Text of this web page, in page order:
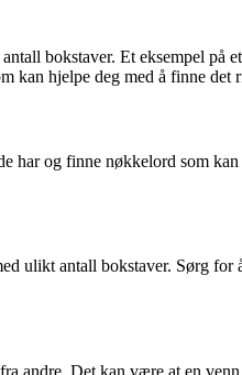
bokstaver. Et eksempel
kan hjelpe deg med å finne det
har og finne nøkkelord som
antall bokstaver. Sørg for
andre. Det kan være at en